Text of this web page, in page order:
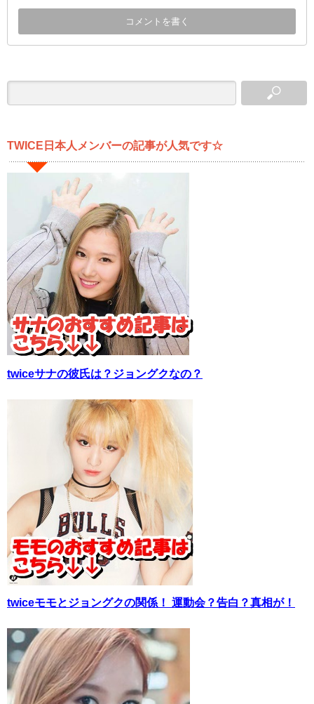
TWICE日本人メンバーの記事が人気です☆
twiceサナの彼氏は？ジョングクなの？
twiceモモとジョングクの関係！ 運動会？告白？真相が！